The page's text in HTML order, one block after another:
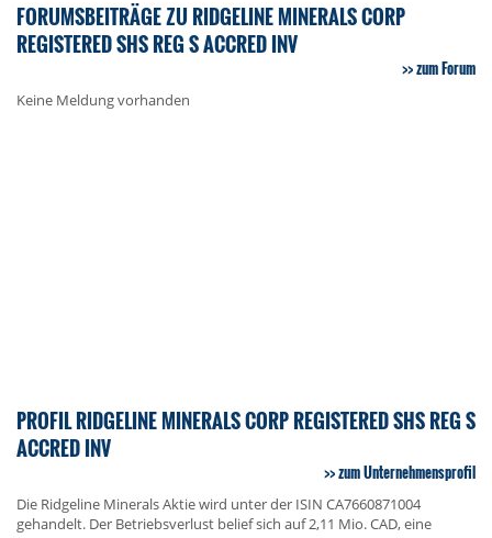
FORUMSBEITRÄGE ZU RIDGELINE MINERALS CORP
REGISTERED SHS REG S ACCRED INV
zum Forum
Keine Meldung vorhanden
PROFIL RIDGELINE MINERALS CORP REGISTERED SHS REG S
ACCRED INV
zum Unternehmensprofil
Die Ridgeline Minerals Aktie wird unter der ISIN CA7660871004
gehandelt. Der Betriebsverlust belief sich auf 2,11 Mio. CAD, eine